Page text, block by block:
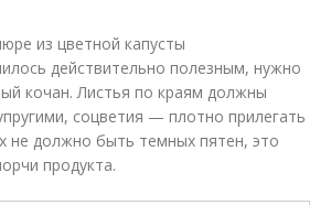
из цветной капусты
действительно полезным, нужно
кочан. Листья по краям должны
соцветия — плотно прилегать
не должно быть темных пятен, это
продукта.